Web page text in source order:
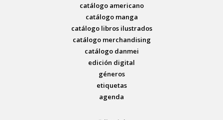
catálogo americano
catálogo manga
catálogo libros ilustrados
catálogo merchandising
catálogo danmei
edición digital
géneros
etiquetas
agenda